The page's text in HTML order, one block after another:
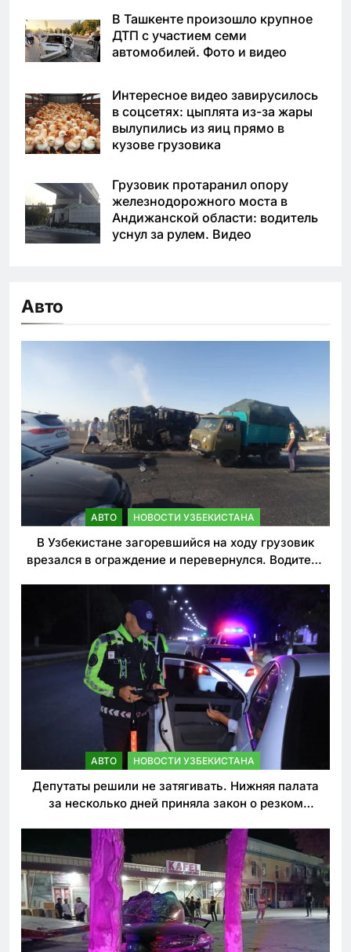
В Ташкенте произошло крупное
ДТП с участием семи
автомобилей. Фото и видео
Интересное видео завирусилось
в соцсетях: цыплята из-за жары
вылупились из яиц прямо в
кузове грузовика
Грузовик протаранил опору
железнодорожного моста в
Андижанской области: водитель
уснул за рулем. Видео
Авто
АВТО НОВОСТИ УЗБЕКИСТАНА
В Узбекистане загоревшийся на ходу грузовик
врезался в ограждение и перевернулся. Водитель
АВТО НОВОСТИ УЗБЕКИСТАНА
Депутаты решили не затягивать. Нижняя палата
за несколько дней приняла закон о резком